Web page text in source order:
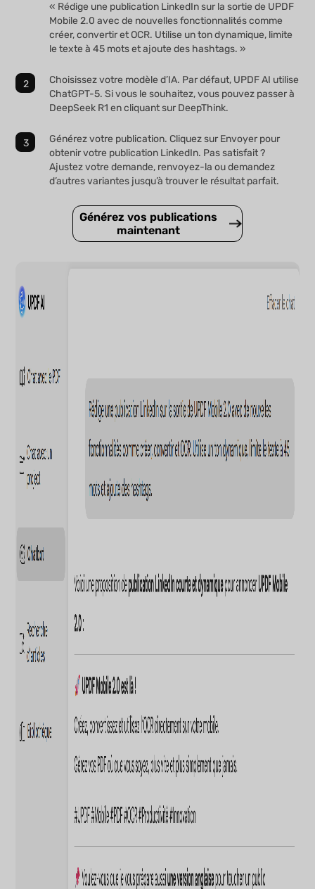
« Rédige une publication LinkedIn sur la sortie de UPDF
Mobile 2.0 avec de nouvelles fonctionnalités comme
créer, convertir et OCR. Utilise un ton dynamique, limite
le texte à 45 mots et ajoute des hashtags. »
Choisissez votre modèle d’IA. Par défaut, UPDF AI utilise
ChatGPT-5. Si vous le souhaitez, vous pouvez passer à
DeepSeek R1 en cliquant sur DeepThink.
Générez votre publication. Cliquez sur Envoyer pour
obtenir votre publication LinkedIn. Pas satisfait ?
Ajustez votre demande, renvoyez-la ou demandez
d’autres variantes jusqu’à trouver le résultat parfait.
Générez vos publications
maintenant